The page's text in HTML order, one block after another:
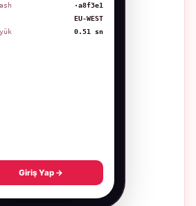
·a8f3e1
EU-WEST
0.51 sn
Giriş Yap →